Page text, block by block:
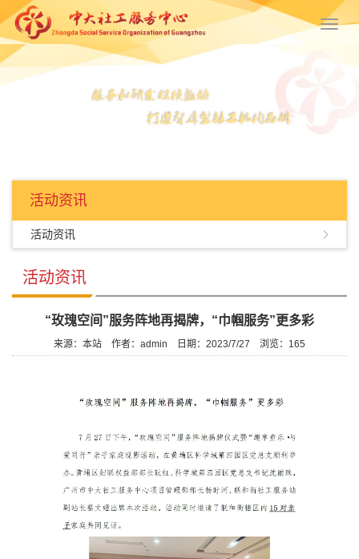
活动资讯
活动资讯
活动资讯
“玫瑰空间”服务阵地再揭牌，“巾帼服务”更多彩
来源：本站 作者：admin 日期：2023/7/27 浏览： 165